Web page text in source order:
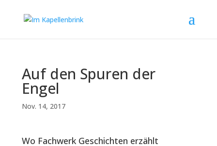
Auf den Spuren der
Engel
Nov. 14, 2017
Wo Fachwerk Geschichten erzählt